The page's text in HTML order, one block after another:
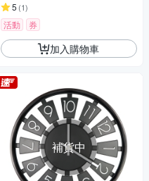
5 (1)
活動 券
加入購物車
補貨中